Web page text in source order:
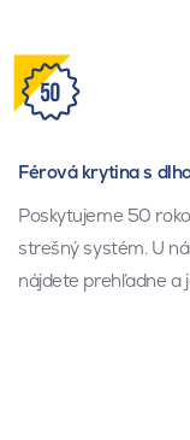
Férová krytina s
Poskytujeme 50
strešný systém. U
nájdete prehľadne a